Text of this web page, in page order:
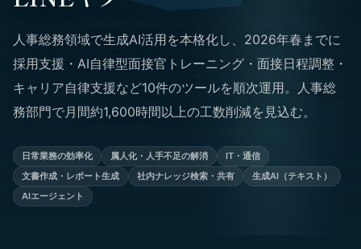
人事総務領域で生成AI活用を本格化し、2026年春までに
採用支援・AI自律型面接官トレーニング・面接日程調整・
キャリア自律支援など10件のツールを順次運用。人事総
務部門で月間約1,600時間以上の工数削減を見込む。
日常業務の効率化 属人化・人手不足の解消
IT・通信
文書作成・レポート生成
社内ナレッジ検索・共有
生成AI（テキスト）
AIエージェント